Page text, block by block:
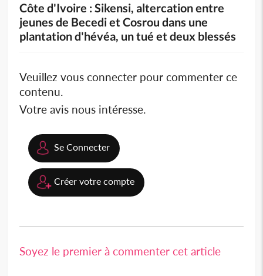
Côte d'Ivoire : Sikensi, altercation entre
jeunes de Becedi et Cosrou dans une
plantation d'hévéa, un tué et deux blessés
Veuillez vous connecter pour commenter ce
contenu.
Votre avis nous intéresse.
Se Connecter
Créer votre compte
Soyez le premier à commenter cet article